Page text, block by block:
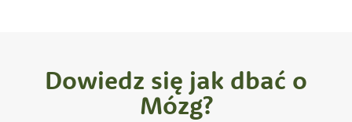
Dowiedz się jak dbać o
Mózg?